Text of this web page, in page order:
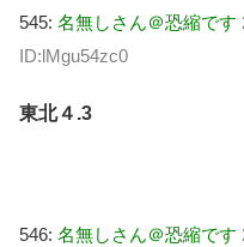
545: 名無しさん＠恐縮です
ID:lMgu54zc0
東北４.3
546: 名無しさん＠恐縮です